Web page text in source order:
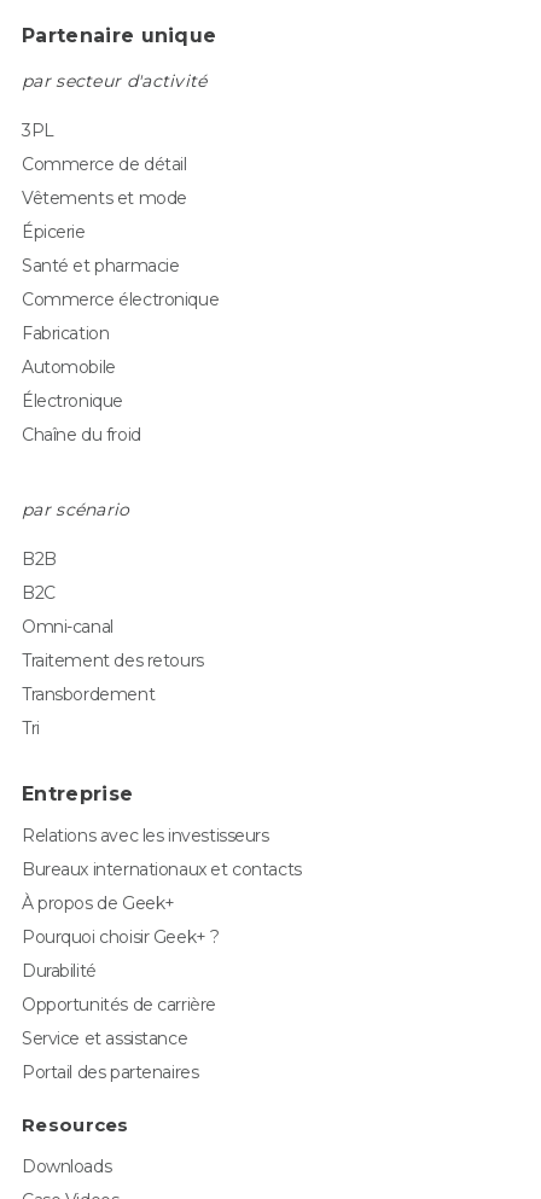
Partenaire unique
par secteur d'activité
3PL
Commerce de détail
Vêtements et mode
Épicerie
Santé et pharmacie
Commerce électronique
Fabrication
Automobile
Électronique
Chaîne du froid
par scénario
B2B
B2C
Omni-canal
Traitement des retours
Transbordement
Tri
Entreprise
Relations avec les investisseurs
Bureaux internationaux et contacts
À propos de Geek+
Pourquoi choisir Geek+ ?
Durabilité
Opportunités de carrière
Service et assistance
Portail des partenaires
Resources
Downloads